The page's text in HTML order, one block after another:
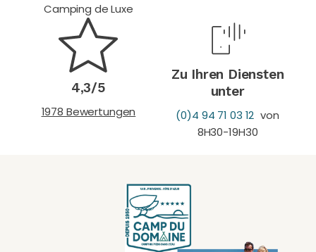
Camping de Luxe
4,3/5
1978 Bewertungen
Zu Ihren Diensten
unter
(0)4 94 71 03 12 von
8H30-19H30